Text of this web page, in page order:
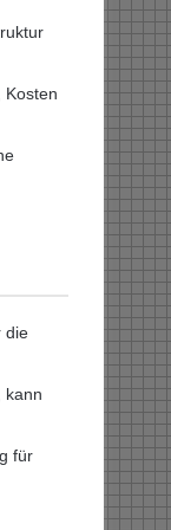
Kosten
die
kann
für